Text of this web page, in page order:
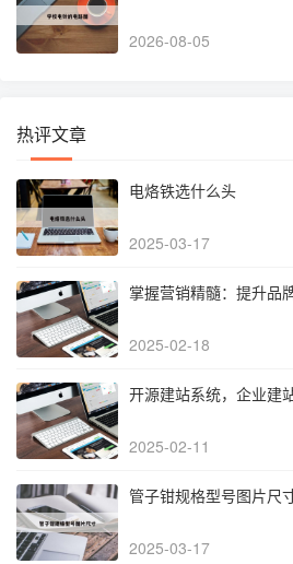
2026-08-05
热评文章
电烙铁选什么头
2025-03-17
掌握营销精髓：提升品
2025-02-18
开源建站系统，企业建
2025-02-11
管子钳规格型号图片尺
2025-03-17